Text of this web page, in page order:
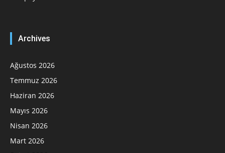
Archives
Ağustos 2026
Temmuz 2026
Haziran 2026
Mayıs 2026
Nisan 2026
Mart 2026